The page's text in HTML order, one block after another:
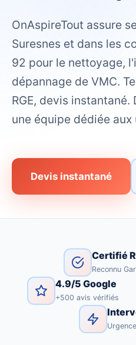
OnAspireTout assure
Suresnes et dans les
92 pour le nettoyage,
dépannage de VMC.
RGE, devis
une équipe dédiée aux
Devis instantané
Certifié
Reconnu
4.9/5 Google
+500 avis vérifiés